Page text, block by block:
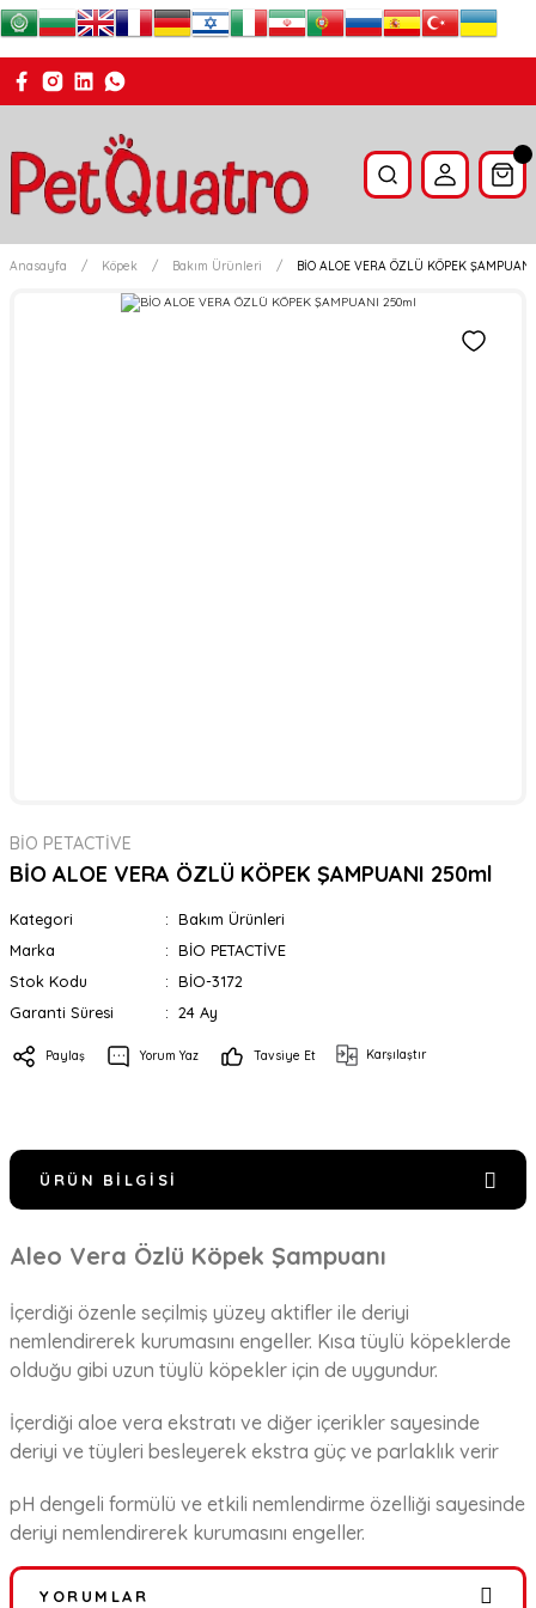
Anasayfa Köpek Bakım Ürünleri BİO ALOE VERA ÖZLÜ KÖPEK
BİO PETACTİVE
BİO ALOE VERA ÖZLÜ KÖPEK ŞAMPUANI 250ml
Kategori
Bakım Ürünleri
Marka
BİO PETACTİVE
Stok Kodu
BİO-3172
Garanti Süresi
24 Ay
Paylaş Yorum Yaz Tavsiye Et Karşılaştır
ÜRÜN BILGISI
Aleo Vera Özlü Köpek Şampuanı
İçerdiği özenle seçilmiş yüzey aktifler ile deriyi
nemlendirerek kurumasını engeller. Kısa tüylü köpeklerde
olduğu gibi uzun tüylü köpekler için de uygundur.
İçerdiği aloe vera ekstratı ve diğer içerikler sayesinde
deriyi ve tüyleri besleyerek ekstra güç ve parlaklık verir
pH dengeli formülü ve etkili nemlendirme özelliği sayesinde
deriyi nemlendirerek kurumasını engeller.
YORUMLAR